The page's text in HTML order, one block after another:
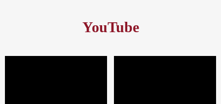
YouTube